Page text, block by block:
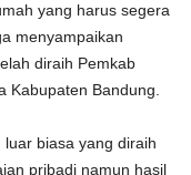
yang harus segera
menyampaikan
diraih Pemkab
Kabupaten Bandung.
luar biasa yang diraih
pribadi namun hasil